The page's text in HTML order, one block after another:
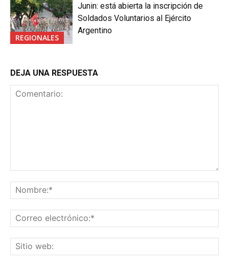
REGIONALES
Junin: está abierta la inscripción de
Soldados Voluntarios al Ejército
Argentino
DEJA UNA RESPUESTA